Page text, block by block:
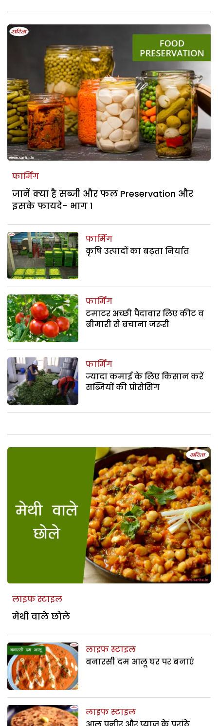
फार्मिंग
जानें क्या है सब्जी और फल Preservation और
इसके फायदे- भाग 1
फार्मिंग
कृषि उत्पादों का बढ़ता निर्यात
फार्मिंग
टमाटर अच्छी पैदावार लिए कीट व
बीमारी से बचाना जरूरी
फार्मिंग
ज्यादा कमाई के लिए किसान करें
सब्जियों की प्रोसेसिंग
लाइफ स्टाइल
मेथी वाले छोले
लाइफ स्टाइल
बनारसी दम आलू घर पर बनाएं
लाइफ स्टाइल